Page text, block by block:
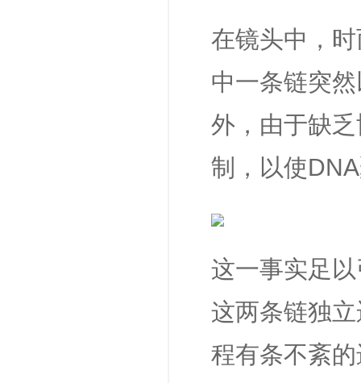
在镜头中，
中一条链突
外，由于缺
制，以使
这一事实足
这两条链独
程有条不紊